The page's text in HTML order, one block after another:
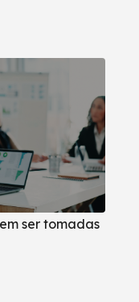
ser tomadas